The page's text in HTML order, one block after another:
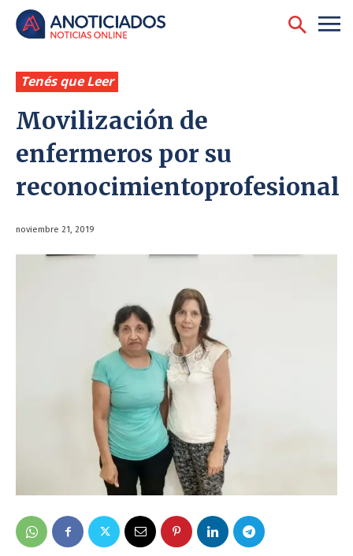
Tenés que Leer
Movilización de
enfermeros por su
reconocimientoprofesional
noviembre 21, 2019